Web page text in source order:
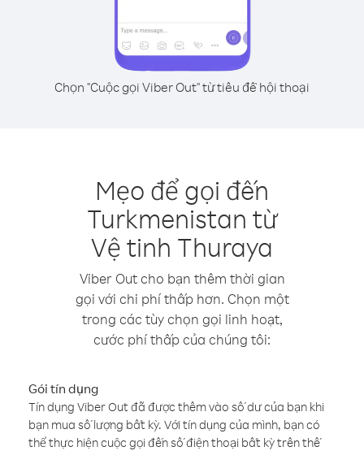
Chọn "Cuộc gọi Viber Out" từ tiêu đề hội thoại
Mẹo để gọi đến
Turkmenistan từ
Vệ tinh Thuraya
Viber Out cho bạn thêm thời gian
gọi với chi phí thấp hơn. Chọn một
trong các tùy chọn gọi linh hoạt,
cước phí thấp của chúng tôi:
Gói tín dụng
Tín dụng Viber Out đã được thêm vào số dư của bạn khi
bạn mua số lượng bất kỳ. Với tín dụng của mình, bạn có
thể thực hiện cuộc gọi đến số điện thoại bất kỳ trên thế